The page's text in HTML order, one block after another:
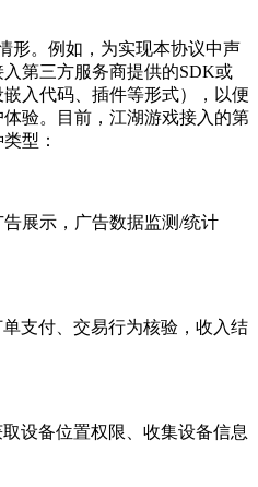
形。例如，为实现本协议中声
第三方服务商提供的SDK或
入代码、插件等形式），以便
验。目前，江湖游戏接入的第
型：
展示，广告数据监测/统计
支付、交易行为核验，收入结
设备位置权限、收集设备信息